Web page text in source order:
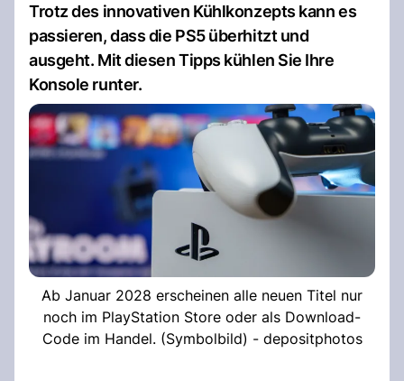
Trotz des innovativen Kühlkonzepts kann es
passieren, dass die PS5 überhitzt und
ausgeht. Mit diesen Tipps kühlen Sie Ihre
Konsole runter.
Ab Januar 2028 erscheinen alle neuen Titel nur
noch im PlayStation Store oder als Download-
Code im Handel. (Symbolbild) - depositphotos